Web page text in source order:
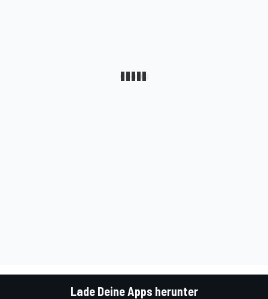
Lade Deine Apps herunter